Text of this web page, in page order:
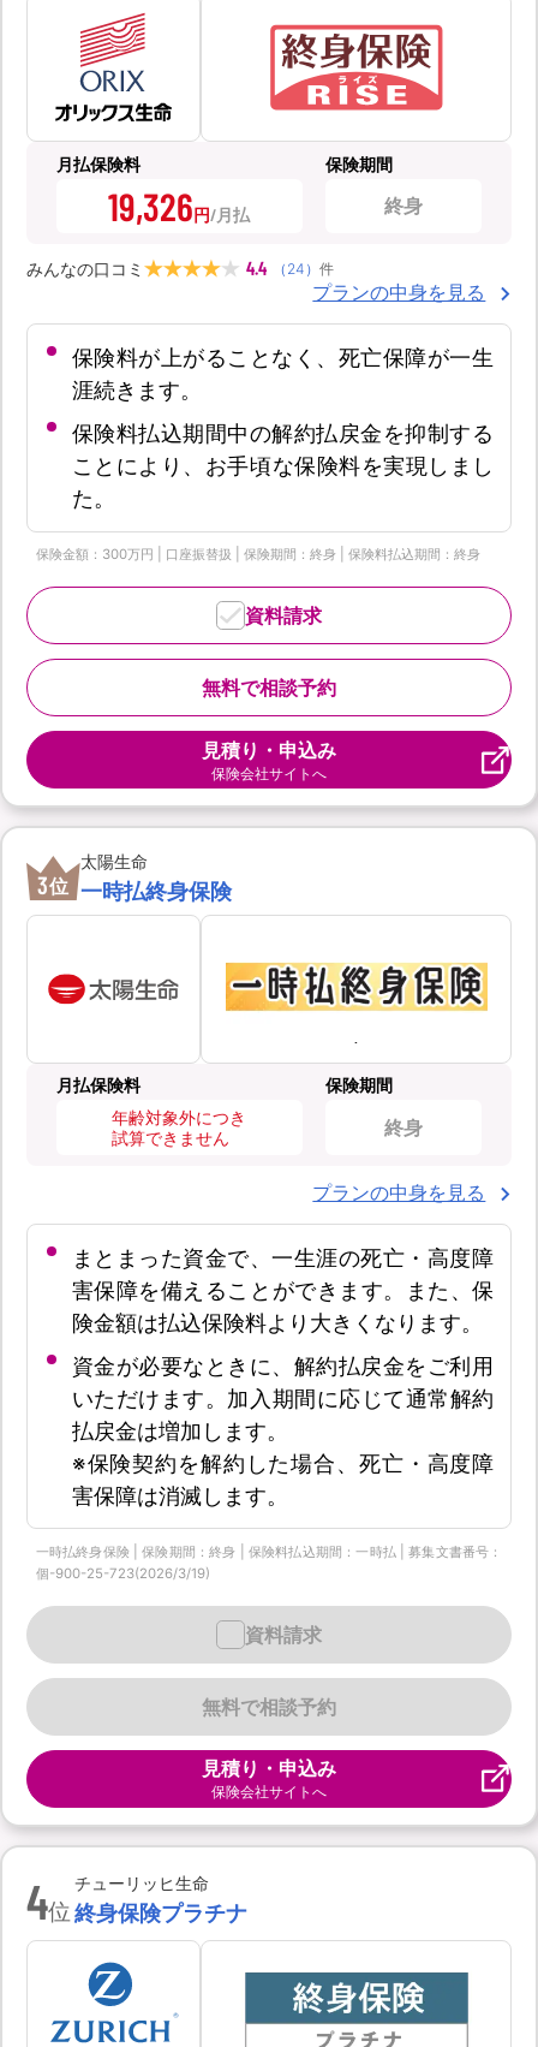
月払保険料
19,326円
保険期間
終身
みんなの口コミ 4.4 （ 24 ） 件
プランの中身を見る
保険料が上がることなく、死亡保障が一生
涯続きます。
保険料払込期間中の解約払戻金を抑制する
ことにより、お手頃な保険料を実現しまし
た。
保険金額：300万円 | 口座振替扱 | 保険期間：終身 | 保険料払込期間：終身
無料で相談予約
資料請求
見積り・申込み
保険会社サイトへ
3位
太陽生命
一時払終身保険
月払保険料
年齢対象外につき
試算できません
保険期間
終身
プランの中身を見る
まとまった資金で、一生涯の死亡・高度障
害保障を備えることができます。また、保
険金額は払込保険料より大きくなります。
資金が必要なときに、解約払戻金をご利用
いただけます。加入期間に応じて通常解約
払戻金は増加します。
※保険契約を解約した場合、死亡・高度障
害保障は消滅します。
一時払終身保険 | 保険期間：終身 | 保険料払込期間：一時払 | 募集文書番号：
個-900-25-723(2026/3/19)
無料で相談予約
資料請求
見積り・申込み
保険会社サイトへ
4位
チューリッヒ生命
終身保険プラチナ